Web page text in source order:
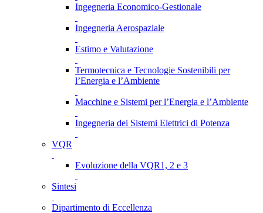
Ingegneria Economico-Gestionale
Ingegneria Aerospaziale
Estimo e Valutazione
Termotecnica e Tecnologie Sostenibili per
l’Energia e l’Ambiente
Macchine e Sistemi per l’Energia e l’Ambiente
Ingegneria dei Sistemi Elettrici di Potenza
VQR
Evoluzione della VQR1, 2 e 3
Sintesi
Dipartimento di Eccellenza